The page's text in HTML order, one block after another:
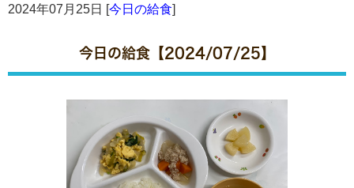
2024年07月25日 [今日の給食]
今日の給食【2024/07/25】